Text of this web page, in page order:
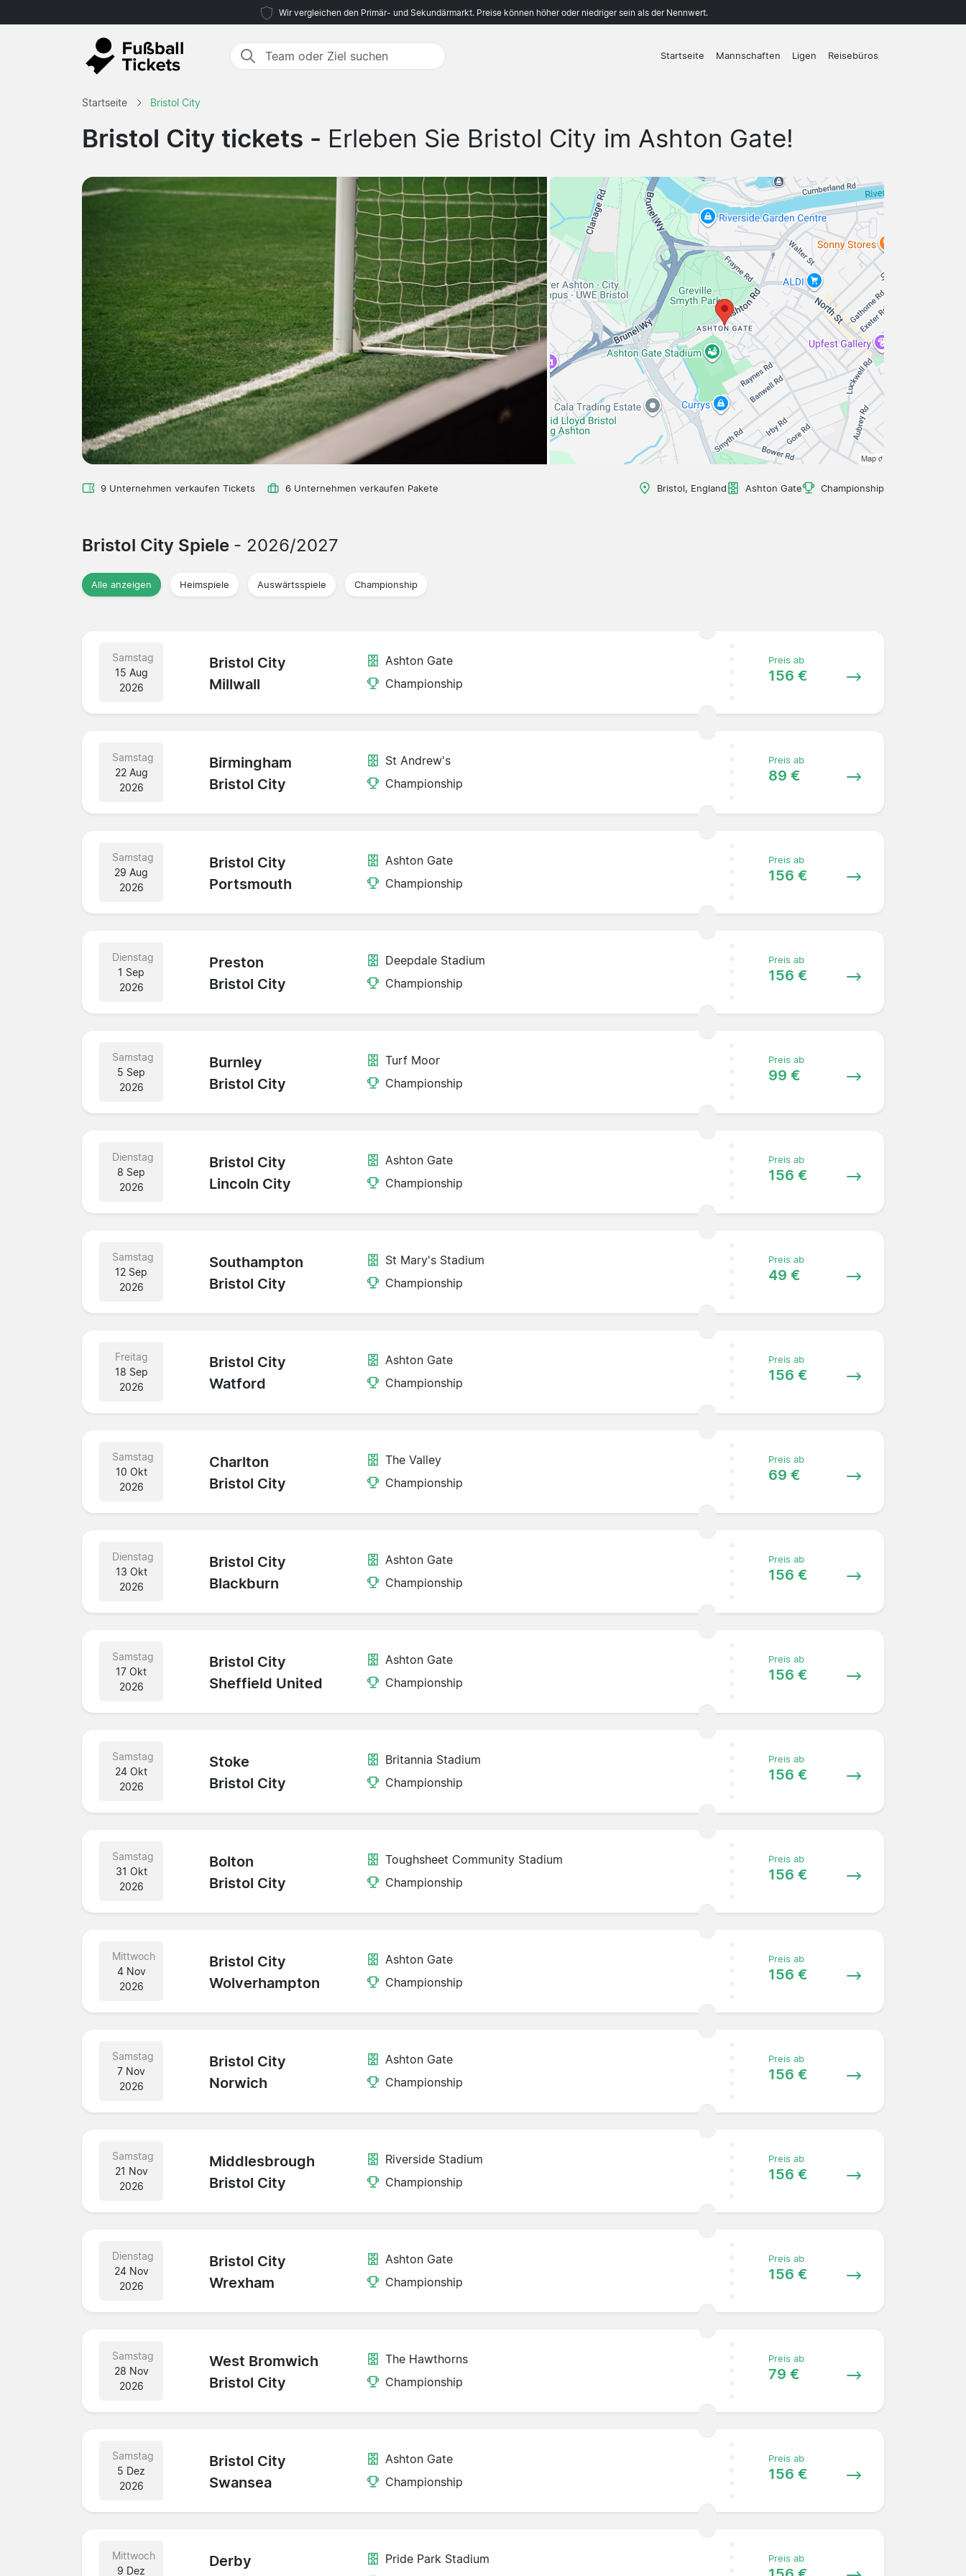
Wir vergleichen den Primär- und Sekundärmarkt. Preise können höher oder niedriger sein als der Nennwert.
Startseite Mannschaften Ligen Reisebüros
Startseite Bristol City
Bristol City tickets - Erleben Sie Bristol City im Ashton Gate!
9 Unternehmen verkaufen Tickets 6 Unternehmen verkaufen Pakete Bristol, England Ashton Gate Championship
Bristol City Spiele - 2026/2027
Alle anzeigen Heimspiele Auswärtsspiele Championship
Samstag
15 Aug
2026
Bristol City
Millwall
Ashton Gate
Championship
Preis ab
156 €
Samstag
22 Aug
2026
Birmingham
Bristol City
St Andrew's
Championship
Preis ab
89 €
Samstag
29 Aug
2026
Bristol City
Portsmouth
Ashton Gate
Championship
Preis ab
156 €
Dienstag
1 Sep
2026
Preston
Bristol City
Deepdale Stadium
Championship
Preis ab
156 €
Samstag
5 Sep
2026
Burnley
Bristol City
Turf Moor
Championship
Preis ab
99 €
Dienstag
8 Sep
2026
Bristol City
Lincoln City
Ashton Gate
Championship
Preis ab
156 €
Samstag
12 Sep
2026
Southampton
Bristol City
St Mary's Stadium
Championship
Preis ab
49 €
Freitag
18 Sep
2026
Bristol City
Watford
Ashton Gate
Championship
Preis ab
156 €
Samstag
10 Okt
2026
Charlton
Bristol City
The Valley
Championship
Preis ab
69 €
Dienstag
13 Okt
2026
Bristol City
Blackburn
Ashton Gate
Championship
Preis ab
156 €
Samstag
17 Okt
2026
Bristol City
Sheffield United
Ashton Gate
Championship
Preis ab
156 €
Samstag
24 Okt
2026
Stoke
Bristol City
Britannia Stadium
Championship
Preis ab
156 €
Samstag
31 Okt
2026
Bolton
Bristol City
Toughsheet Community Stadium
Championship
Preis ab
156 €
Mittwoch
4 Nov
2026
Bristol City
Wolverhampton
Ashton Gate
Championship
Preis ab
156 €
Samstag
7 Nov
2026
Bristol City
Norwich
Ashton Gate
Championship
Preis ab
156 €
Samstag
21 Nov
2026
Middlesbrough
Bristol City
Riverside Stadium
Championship
Preis ab
156 €
Dienstag
24 Nov
2026
Bristol City
Wrexham
Ashton Gate
Championship
Preis ab
156 €
Samstag
28 Nov
2026
West Bromwich
Bristol City
The Hawthorns
Championship
Preis ab
79 €
Samstag
5 Dez
2026
Bristol City
Swansea
Ashton Gate
Championship
Preis ab
156 €
Mittwoch
9 Dez
Derby
Pride Park Stadium
Preis ab